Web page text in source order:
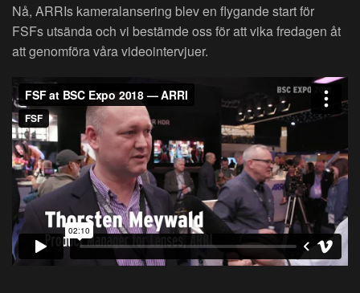
Nå, ARRIs kameralansering blev en flygande start för
FSFs utsända och vi bestämde oss för att vika fredagen åt
att genomföra våra videointervjuer.